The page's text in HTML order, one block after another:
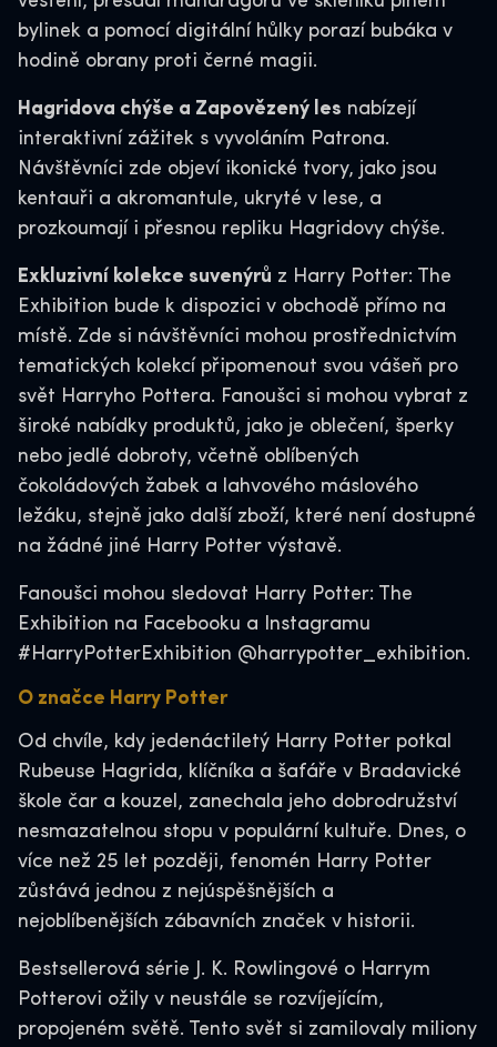
bylinek a pomocí digitální hůlky porazí bubáka v
hodině obrany proti černé magii.
Hagridova chýše a Zapovězený les nabízejí
interaktivní zážitek s vyvoláním Patrona.
Návštěvníci zde objeví ikonické tvory, jako jsou
kentauři a akromantule, ukryté v lese, a
prozkoumají i přesnou repliku Hagridovy chýše.
Exkluzivní kolekce suvenýrů z Harry Potter: The
Exhibition bude k dispozici v obchodě přímo na
místě. Zde si návštěvníci mohou prostřednictvím
tematických kolekcí připomenout svou vášeň pro
svět Harryho Pottera. Fanoušci si mohou vybrat z
široké nabídky produktů, jako je oblečení, šperky
nebo jedlé dobroty, včetně oblíbených
čokoládových žabek a lahvového máslového
ležáku, stejně jako další zboží, které není dostupné
na žádné jiné Harry Potter výstavě.
Fanoušci mohou sledovat Harry Potter: The
Exhibition na Facebooku a Instagramu
#HarryPotterExhibition @harrypotter_exhibition.
O značce Harry Potter
Od chvíle, kdy jedenáctiletý Harry Potter potkal
Rubeuse Hagrida, klíčníka a šafáře v Bradavické
škole čar a kouzel, zanechala jeho dobrodružství
nesmazatelnou stopu v populární kultuře. Dnes, o
více než 25 let později, fenomén Harry Potter
zůstává jednou z nejúspěšnějších a
nejoblíbenějších zábavních značek v historii.
Bestsellerová série J. K. Rowlingové o Harrym
Potterovi ožily v neustále se rozvíjejícím,
propojeném světě. Tento svět si zamilovaly miliony